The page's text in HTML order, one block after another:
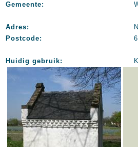
Gemeente:
Adres:
Postcode:
Huidig gebruik: